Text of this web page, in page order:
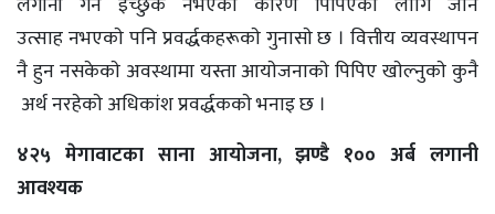
उत्साह नभएकाे पनि प्रवर्द्धकहरूकाे गुनासाे छ । वित्तीय व्यवस्थापन
नै हुन नसकेकाे अवस्थामा यस्ता आयाेजनाकाे पिपिए खाेल्नुकाे कुनै
अर्थ नरहेकाे अधिकांश प्रवर्द्धककाे भनाइ छ ।
४२५ मेगावाटका साना आयोजना, झण्डै १०० अर्ब लगानी
आवश्यक